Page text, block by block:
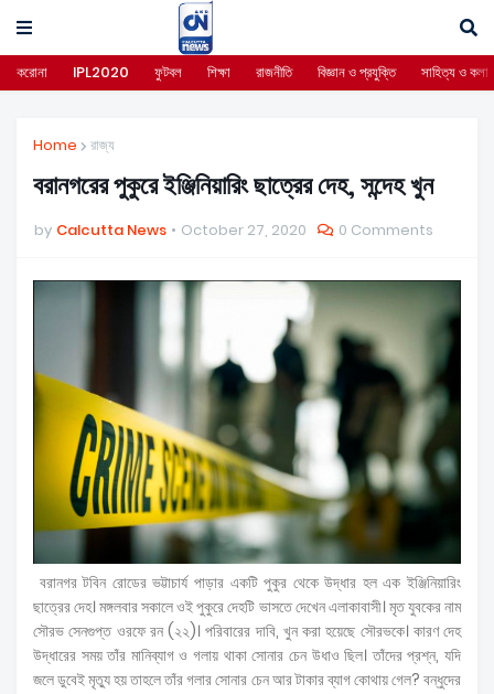
করোনা IPL2020 ফুটবল শিক্ষা রাজনীতি বিজ্ঞান ও প্রযুক্তি সাহিত্য ও কলা
Home রাজ্য
বরানগরের পুকুরে ইঞ্জিনিয়ারিং ছাত্রের দেহ, সন্দেহ খুন
by Calcutta News October 27, 2020 0 Comments
বরানগর টবিন রোডের ভট্টাচার্য পাড়ার একটি পুকুর থেকে উদ্ধার হল এক ইঞ্জিনিয়ারিং
ছাত্রের দেহ। মঙ্গলবার সকালে ওই পুকুরে দেহটি ভাসতে দেখেন এলাকাবাসী। মৃত যুবকের নাম
সৌরভ সেনগুপ্ত ওরফে রন (২২)। পরিবারের দাবি, খুন করা হয়েছে সৌরভকে। কারণ দেহ
উদ্ধারের সময় তাঁর মানিব্যাগ ও গলায় থাকা সোনার চেন উধাও ছিল। তাঁদের প্রশ্ন, যদি
জলে ডুবেই মৃত্যু হয় তাহলে তাঁর গলার সোনার চেন আর টাকার ব্যাগ কোথায় গেল? বন্ধুদের